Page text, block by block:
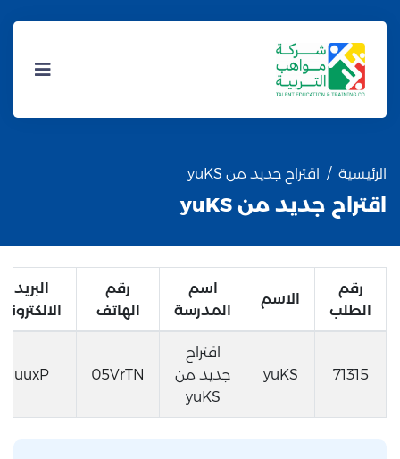
الرئيسية اقتراح جديد من yuKS
اقتراح جديد من yuKS
رقم
الطلب
الاسم
اسم
المدرسة
رقم
الهاتف
البريد
الالكتروني
71315
yuKS
اقتراح
جديد من
yuKS
05VrTN
uuxP